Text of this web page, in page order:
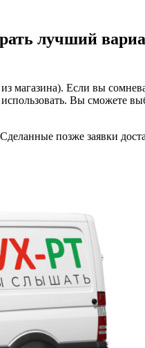
лучший
магазина). Если вы
Вы сможете
позже заявки